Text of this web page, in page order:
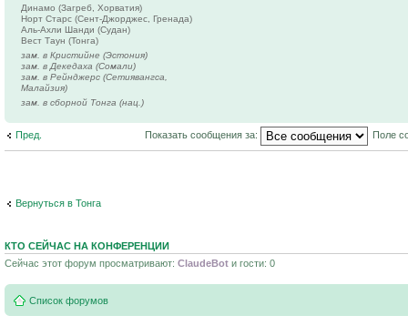
Динамо (Загреб, Хорватия)
Норт Старс (Сент-Джорджес, Гренада)
Аль-Ахли Шанди (Судан)
Вест Таун (Тонга)
зам. в Кристийне (Эстония)
зам. в Декедаха (Сомали)
зам. в Рейнджерс (Сетиявангса,
Малайзия)
зам. в сборной Тонга (нац.)
Пред. Показать сообщения за: Поле
Вернуться в Тонга
КТО СЕЙЧАС НА КОНФЕРЕНЦИИ
Сейчас этот форум просматривают: ClaudeBot и гости: 0
Список форумов